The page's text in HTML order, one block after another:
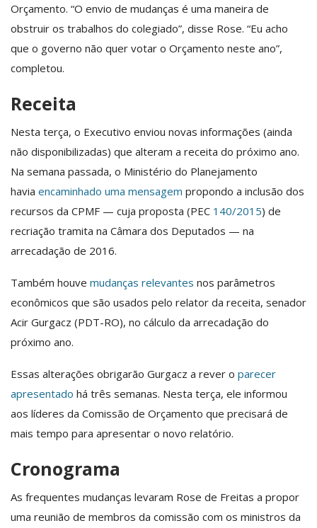
Orçamento. “O envio de mudanças é uma maneira de
obstruir os trabalhos do colegiado”, disse Rose. “Eu acho
que o governo não quer votar o Orçamento neste ano”,
completou.
Receita
Nesta terça, o Executivo enviou novas informações (ainda
não disponibilizadas) que alteram a receita do próximo ano.
Na semana passada, o Ministério do Planejamento
havia encaminhado uma mensagem propondo a inclusão dos
recursos da CPMF — cuja proposta (PEC 140/2015) de
recriação tramita na Câmara dos Deputados — na
arrecadação de 2016.
Também houve mudanças relevantes nos parâmetros
econômicos que são usados pelo relator da receita, senador
Acir Gurgacz (PDT-RO), no cálculo da arrecadação do
próximo ano.
Essas alterações obrigarão Gurgacz a rever o parecer
apresentado há três semanas. Nesta terça, ele informou
aos líderes da Comissão de Orçamento que precisará de
mais tempo para apresentar o novo relatório.
Cronograma
As frequentes mudanças levaram Rose de Freitas a propor
uma reunião de membros da comissão com os ministros da